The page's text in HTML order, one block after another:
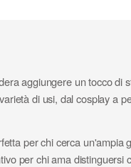
aggiungere un tocco di
di usi, dal cosplay a
per chi cerca
per chi ama distinguersi